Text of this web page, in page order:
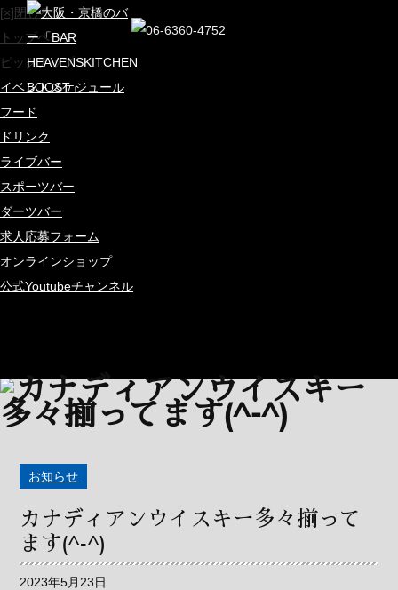
[×]閉じる
トップページ
ピックアップ
イベントスケジュール
フード
ドリンク
ライブバー
スポーツバー
ダーツバー
求人応募フォーム
オンラインショップ
公式Youtubeチャンネル
お知らせ
カナディアンウイスキー多々揃って
ます(^-^)
2023年5月23日